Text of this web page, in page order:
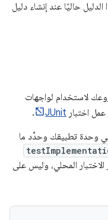
حاليًا عند إنشاء دليل
لاستخدام لواجهات
اختبار JUnit
.
وحدة تطبيقك وحدِّد ما
المحلي، وليس على